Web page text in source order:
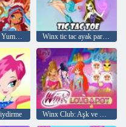
Winx Paskalya Yumurtası Oyunları Winx tic tac ayak parmağı